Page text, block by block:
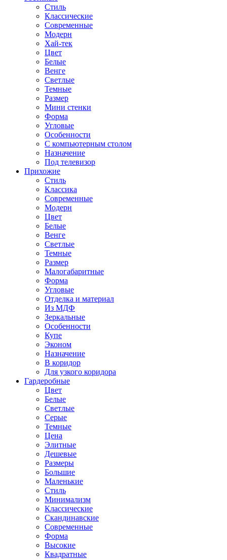
Стиль
Классические
Современные
Модерн
Хай-тек
Цвет
Белые
Венге
Светлые
Темные
Размер
Мини стенки
Форма
Угловые
Особенности
С компьютерным столом
Назначение
Под телевизор
Прихожие
Стиль
Классика
Современные
Модерн
Цвет
Белые
Венге
Светлые
Темные
Размер
Малогабаритные
Форма
Угловые
Отделка и материал
Из МДФ
Зеркальные
Особенности
Купе
Эконом
Назначение
В коридор
Для узкого коридора
Гардеробные
Цвет
Белые
Светлые
Серые
Темные
Цена
Элитные
Дешевые
Размеры
Большие
Маленькие
Стиль
Минимализм
Классические
Скандинавские
Современные
Форма
Высокие
Квадратные